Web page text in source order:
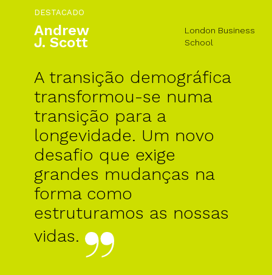
DESTACADO
Andrew
J. Scott
London Business
School
A transição demográfica
transformou-se numa
transição para a
longevidade. Um novo
desafio que exige
grandes mudanças na
forma como
estruturamos as nossas
vidas.